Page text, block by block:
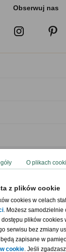
Obserwuj nas
Akceptujemy
O plikach
z plików cookie
cookies w celach
. Możesz samodzielnie
plików cookies
serwisu bez zmiany
zapisane w
cookie. Jeśli